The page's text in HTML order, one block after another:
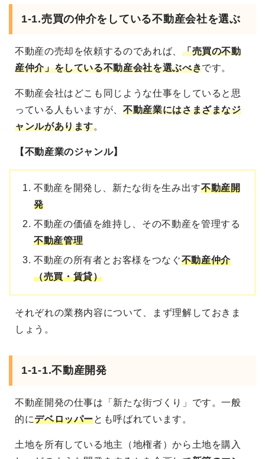
1-1.売買の仲介をしている不動産会社を選ぶ
不動産の売却を依頼するのであれば、 「売買の不動
産仲介」をしている不動産会社を選ぶべきです。
不動産会社はどこも同じような仕事をしていると思
っている人もいますが、不動産業にはさまざまなジ
ャンルがあります。
【不動産業のジャンル】
不動産を開発し、新たな街を生み出す不動産開
発
不動産の価値を維持し、その不動産を管理する
不動産管理
不動産の所有者とお客様をつなぐ不動産仲介
（売買・賃貸）
それぞれの業務内容について、まず理解しておきま
しょう。
1-1-1.不動産開発
不動産開発の仕事は「新たな街づくり」です。一般
的にデベロッパーとも呼ばれています。
土地を所有している地主（地権者）から土地を購入